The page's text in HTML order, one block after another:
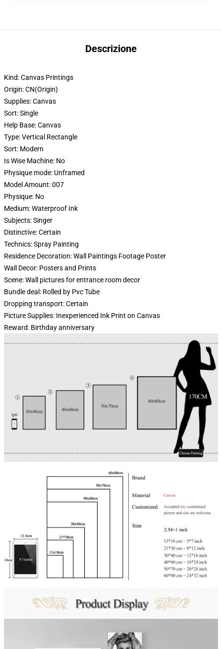
Descrizione
Kind:Canvas Printings
Origin:CN(Origin)
Supplies:Canvas
Sort:Single
Help Base:Canvas
Type:Vertical Rectangle
Sort: Modern
Is Wise Machine: No
Physique mode: Unframed
Model Amount:007
Physique: No
Medium:Waterproof Ink
Subjects:Singer
Distinctive:Certain
Technics:Spray Painting
Residence Decoration:Wall Paintings Footage Poster
Wall Decor: Posters and Prints
Scene:Wall pictures for entrance room decor
Bundle deal: Rolled by Pvc Tube
Dropping transport:Certain
Picture Supplies: Inexperienced Ink Print on Canvas
Reward: Birthday anniversary